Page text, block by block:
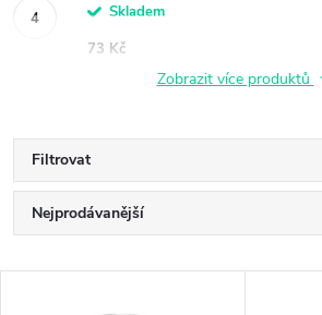
Skladem
73 Kč
Zobrazit více produktů
Filtrovat
Ř
a
Nejprodávanější